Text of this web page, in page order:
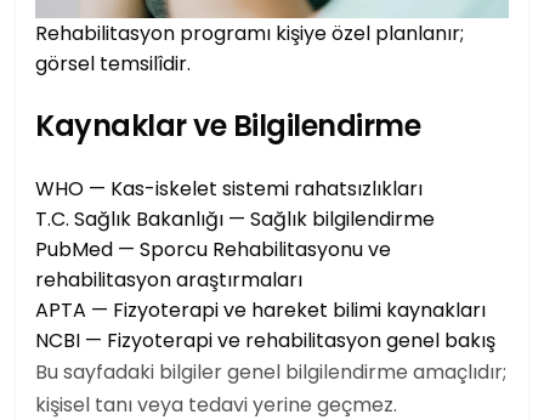
Rehabilitasyon programı kişiye özel planlanır;
görsel temsilîdir.
Kaynaklar ve Bilgilendirme
WHO — Kas-iskelet sistemi rahatsızlıkları
T.C. Sağlık Bakanlığı — Sağlık bilgilendirme
PubMed — Sporcu Rehabilitasyonu ve
rehabilitasyon araştırmaları
APTA — Fizyoterapi ve hareket bilimi kaynakları
NCBI — Fizyoterapi ve rehabilitasyon genel bakış
Bu sayfadaki bilgiler genel bilgilendirme amaçlıdır;
kişisel tanı veya tedavi yerine geçmez.